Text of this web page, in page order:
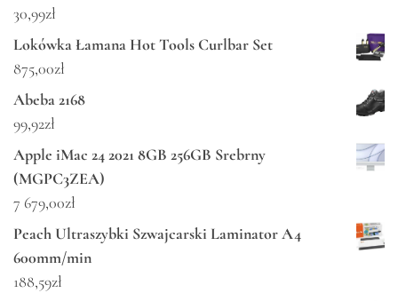
30,99zł
Lokówka Łamana Hot Tools Curlbar Set
875,00zł
Abeba 2168
99,92zł
Apple iMac 24 2021 8GB 256GB Srebrny
(MGPC3ZEA)
7 679,00zł
Peach Ultraszybki Szwajcarski Laminator A4
600mm/min
188,59zł